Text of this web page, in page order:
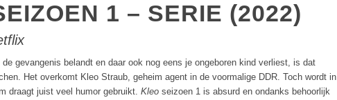
1 – SERIE (2022)
gevangenis belandt en daar ook nog eens je ongeboren kind verliest, is dat
Het overkomt Kleo Straub, geheim agent in de voormalige DDR. Toch wordt in
draagt juist veel humor gebruikt. Kleo seizoen 1 is absurd en ondanks behoorlijk